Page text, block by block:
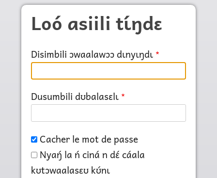
Skip to main content
Loó asiili tɩ́ŋdɛ
Disimbili ɔwaalawɔɔ dɩnyɩŋdɩ
Dusumbili dʊbalasɛlɩ
Cacher le mot de passe
Nyaŋ́ la ń ciná n dɛ́ cáala
kʊtɔwaalasɛʊ kʊ́nɩ